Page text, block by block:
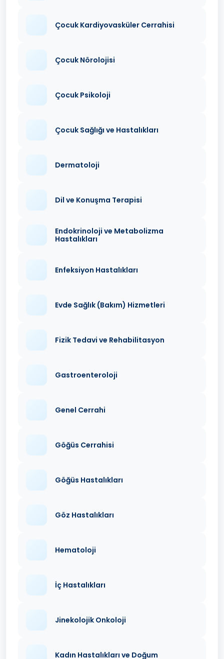
Çocuk Kardiyovasküler Cerrahisi
Çocuk Nörolojisi
Çocuk Psikoloji
Çocuk Sağlığı ve Hastalıkları
Dermatoloji
Dil ve Konuşma Terapisi
Endokrinoloji ve Metabolizma
Hastalıkları
Enfeksiyon Hastalıkları
Evde Sağlık (Bakım) Hizmetleri
Fizik Tedavi ve Rehabilitasyon
Gastroenteroloji
Genel Cerrahi
Göğüs Cerrahisi
Göğüs Hastalıkları
Göz Hastalıkları
Hematoloji
İç Hastalıkları
Jinekolojik Onkoloji
Kadın Hastalıkları ve Doğum